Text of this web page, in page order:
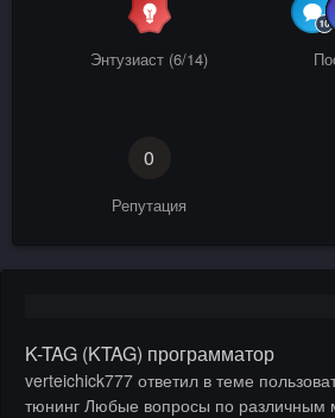
Энтузиаст (6/14)
0
Репутация
K-TAG (KTAG) программатор
verteichick777 ответил в теме
тюнинг Любые вопросы по различным